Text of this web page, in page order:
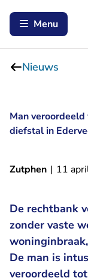
Menu
Nieuws
Man
diefstal in
Zutphen | 11
De rechtbank
zonder vaste
De man is
veroordeeld